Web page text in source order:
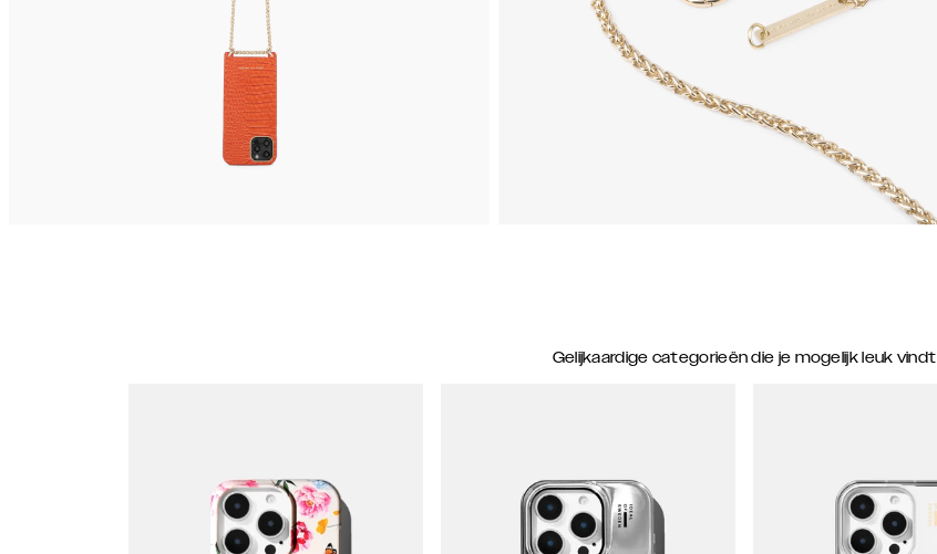
Gelijkaardige categorieën die je mogelijk leuk vindt